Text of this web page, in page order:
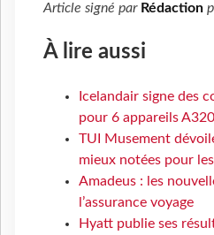
Article signé par Rédaction
À lire aussi
Icelandair signe des
pour 6 appareils
TUI Musement
mieux notées pour
Amadeus : les
l’assurance voyage
Hyatt publie ses